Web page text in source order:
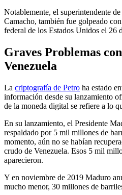
Notablemente, el superintendente
Camacho, también fue golpeado
federal de los Estados Unidos el 26
Graves Problemas
Venezuela
La criptografía de Petro ha estado
información desde su lanzamiento
de la moneda digital se refiere a lo
En su lanzamiento, el Presidente
respaldado por 5 mil millones de
momento, aún no se habían
crudo de Venezuela. Esos 5 mil
aparecieron.
Y en noviembre de 2019 Maduro
mucho menor, 30 millones de